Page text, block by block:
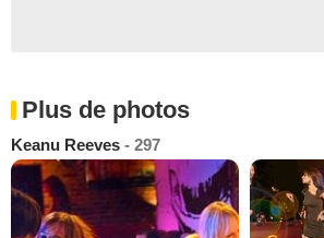
Plus de photos
Keanu Reeves - 297